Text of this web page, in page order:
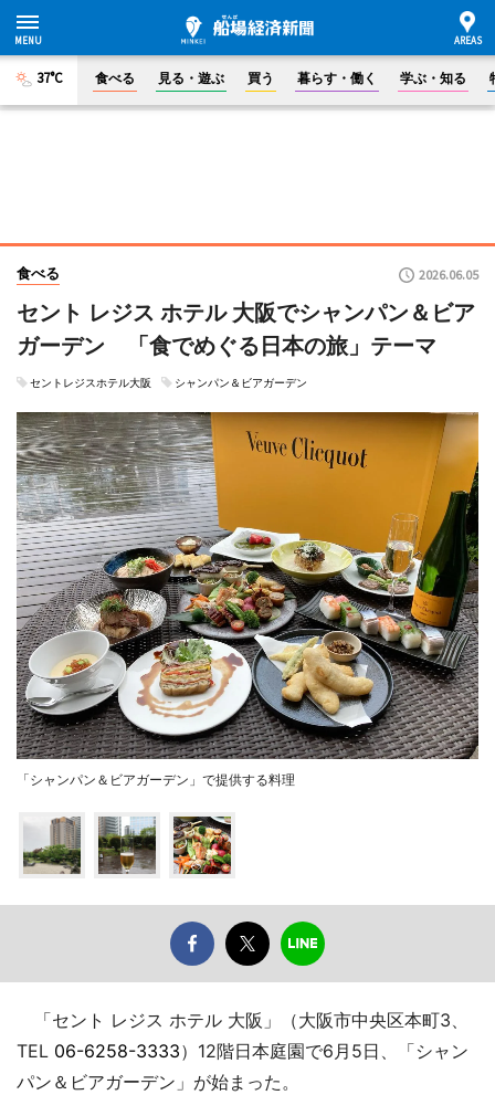
37°C 食べる 見る・遊ぶ 買う 暮らす・働く 学ぶ・知る
食べる 2026.06.05
セント レジス ホテル 大阪でシャンパン＆ビア
ガーデン 「食でめぐる日本の旅」テーマ
セントレジスホテル大阪 シャンパン＆ビアガーデン
「シャンパン＆ビアガーデン」で提供する料理
「セント レジス ホテル 大阪」（大阪市中央区本町3、
TEL 06-6258-3333）12階日本庭園で6月5日、「シャン
パン＆ビアガーデン」が始まった。